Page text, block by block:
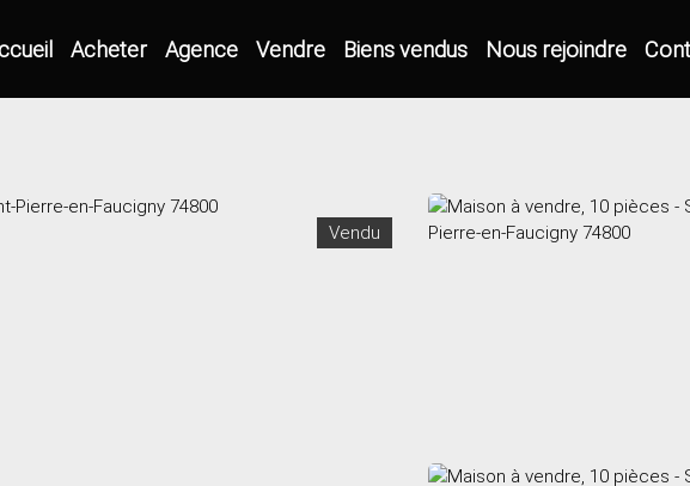
Acheter Agence Vendre Biens vendus Nous rejoindre
Vendu